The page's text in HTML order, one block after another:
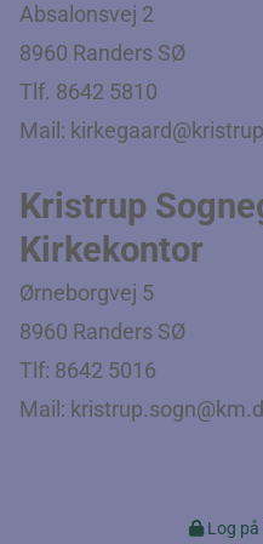
Absalonsvej 2
8960 Randers SØ
Tlf. 8642 5810
Mail:
Kristrup
Kirkekontor
Ørneborgvej 5
8960 Randers SØ
Tlf: 8642 5016
Mail:
Log på